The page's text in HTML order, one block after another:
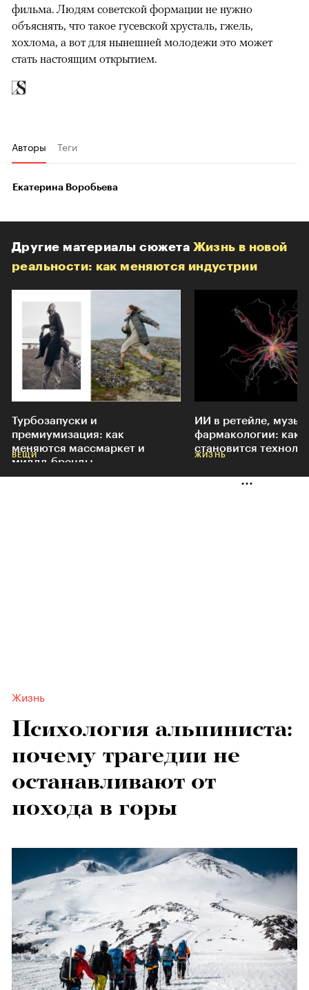
фильма. Людям советской формации не нужно
объяснять, что такое гусевской хрусталь, гжель,
хохлома, а вот для нынешней молодежи это может
стать настоящим открытием.
Авторы Теги
Екатерина Воробьева
Другие материалы сюжета Жизнь в новой
реальности: как меняются индустрии
Турбозапуски и
премиумизация: как
меняются массмаркет и
миддл-бренды
ВЕЩИ
ИИ в ретейле,
фармакологии: как
становится
ЖИЗНЬ
Жизнь
Психология альпиниста:
почему трагедии не
останавливают от
похода в горы